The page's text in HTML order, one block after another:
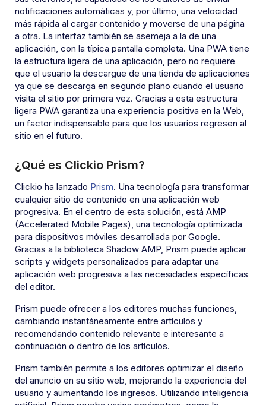
notificaciones automáticas y, por último, una velocidad
más rápida al cargar contenido y moverse de una página
a otra. La interfaz también se asemeja a la de una
aplicación, con la típica pantalla completa. Una PWA tiene
la estructura ligera de una aplicación, pero no requiere
que el usuario la descargue de una tienda de aplicaciones
ya que se descarga en segundo plano cuando el usuario
visita el sitio por primera vez. Gracias a esta estructura
ligera PWA garantiza una experiencia positiva en la Web,
un factor indispensable para que los usuarios regresen al
sitio en el futuro.
¿Qué es Clickio Prism?
Clickio ha lanzado Prism. Una tecnología para transformar
cualquier sitio de contenido en una aplicación web
progresiva. En el centro de esta solución, está AMP
(Accelerated Mobile Pages), una tecnología optimizada
para dispositivos móviles desarrollada por Google.
Gracias a la biblioteca Shadow AMP, Prism puede aplicar
scripts y widgets personalizados para adaptar una
aplicación web progresiva a las necesidades específicas
del editor.
Prism puede ofrecer a los editores muchas funciones,
cambiando instantáneamente entre artículos y
recomendando contenido relevante e interesante a
continuación o dentro de los artículos.
Prism también permite a los editores optimizar el diseño
del anuncio en su sitio web, mejorando la experiencia del
usuario y aumentando los ingresos. Utilizando inteligencia